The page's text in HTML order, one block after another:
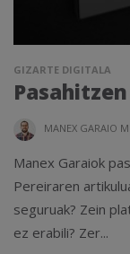
GIZARTE DIGITALA
MANEX GARAIO
Manex Garaiok
Pereiraren
seguruak? Zein
ez erabili? Zer...